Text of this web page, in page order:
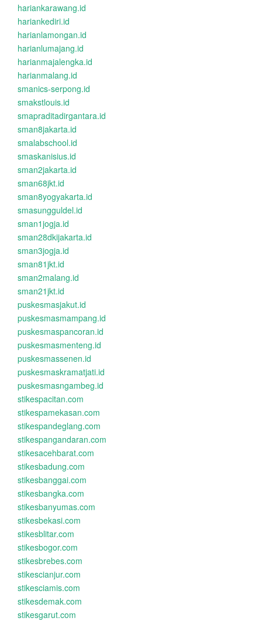
hariankarawang.id
hariankediri.id
harianlamongan.id
harianlumajang.id
harianmajalengka.id
harianmalang.id
smanics-serpong.id
smakstlouis.id
smapraditadirgantara.id
sman8jakarta.id
smalabschool.id
smaskanisius.id
sman2jakarta.id
sman68jkt.id
sman8yogyakarta.id
smasungguldel.id
sman1jogja.id
sman28dkijakarta.id
sman3jogja.id
sman81jkt.id
sman2malang.id
sman21jkt.id
puskesmasjakut.id
puskesmasmampang.id
puskesmaspancoran.id
puskesmasmenteng.id
puskesmassenen.id
puskesmaskramatjati.id
puskesmasngambeg.id
stikespacitan.com
stikespamekasan.com
stikespandeglang.com
stikespangandaran.com
stikesacehbarat.com
stikesbadung.com
stikesbanggai.com
stikesbangka.com
stikesbanyumas.com
stikesbekasi.com
stikesblitar.com
stikesbogor.com
stikesbrebes.com
stikescianjur.com
stikesciamis.com
stikesdemak.com
stikesgarut.com